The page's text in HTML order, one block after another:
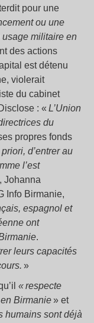
pour une
ou une
usage militaire en
des actions
est détenu
violerait
du cabinet
: « L’Union
du
propres fonds
d’entrer au
l’est
Johanna
Info Birmanie,
espagnol et
ont
.
leurs capacités
»
« respecte
Birmanie» et
humains sont déjà